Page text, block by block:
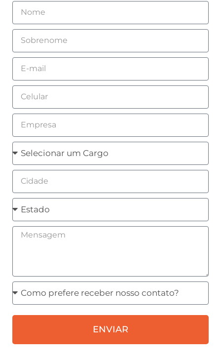
Nome
Sobrenome
Email
Celular
Empresa
Cargo
Cidade
Estado
Mensagem
Como
prefere
receber
contato?
ENVIAR